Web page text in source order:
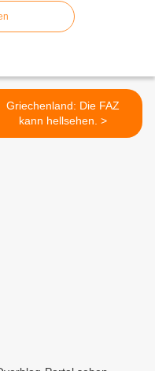
Griechenland: Die FAZ
kann hellsehen. >